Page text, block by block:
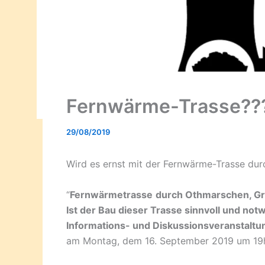
Fernwärme-
29/08/2019
Wird es ernst mit der Fernwärme-Trasse
“Fernwärmetrasse durch Othmarschen,
Ist der Bau dieser Trasse sinnvoll und
Informations- und
am Montag, dem 16. September 2019 um